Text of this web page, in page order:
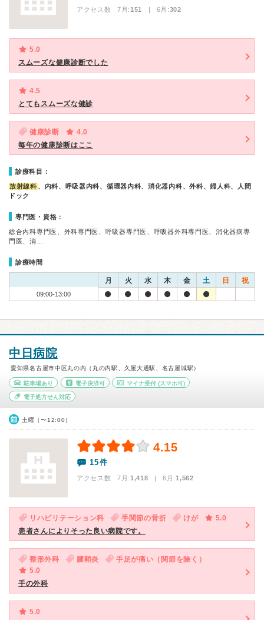
アクセス数 7月:151 | 6月:302
5.0
スムーズな健康診断でした
4.5
とてもスムーズな健診
健康診断
4.0
毎年の健康診断はここ
診療科目：
放射線科 、内科、呼吸器内科、循環器内科、消化器内科、外科、婦人科、人間
ドック
専門医・資格：
総合内科専門医、外科専門医、呼吸器専門医、呼吸器外科専門医、消化器病専
門医、消…
診療時間
月 火 水 木 金 土 日 祝
09:00-13:00
中日病院
愛知県名古屋市中区丸の内（丸の内駅、久屋大通駅、名古屋城駅）
駐車場あり 電子決済可 マイナ受付 (スマホ可)
電子処方せん対応
土曜（〜12:00）
4.15
15件
アクセス数 7月:1,418 | 6月:1,562
リハビリテーション科 手関節の骨折 けが
5.0
患者さんによりそった良い病院です。
整形外科 腱鞘炎
手足が痛い（関節を除く）
5.0
手の外科
5.0